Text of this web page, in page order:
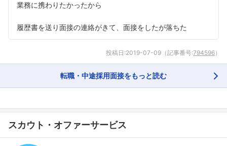
業務に携わりたかったから
履歴書を送り面接の連絡がきて、面接をしたが落ちた
投稿日:2019-07-09 （記事番号:794596）
転職・中途採用面接をもっと読む
スカウト・オファーサービス